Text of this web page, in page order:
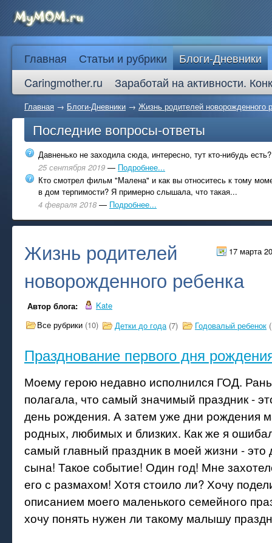
Главная Статьи и рубрики
Блоги-Дневники
Caringmother.ru
Заработай на активности.
Главная → Блоги-Дневники → Жизнь родителей новорожденного
Последние вопросы-ответы
Давненько не заходила сюда, интересно, тут кто-нибудь есть?
25 сентября 2019 — Подробнее...
Кто смотрел фильм "Малена" и как вы относитесь к тому
в дом терпимости? Я примерно слышала, что такая...
4 февраля 2018 — Подробнее...
17 марта
Жизнь родителей
новорожденного ребенка
Автор блога:
Kate
Все рубрики (10) Детки до года (7) Годовалый ребенок
Празднование первого дня
Моему герою недавно исполнился ГОД.
полагала, что самый значимый праздник -
день рождения. А затем уже дни рождения
родных, любимых и близких. Как же я
самый главный праздник в моей жизни - это
сына! Такое событие! Один год! Мне
его с размахом! Хотя стоило ли? Хочу
описанием моего маленького семейного
хочу понять нужен ли такому малышу